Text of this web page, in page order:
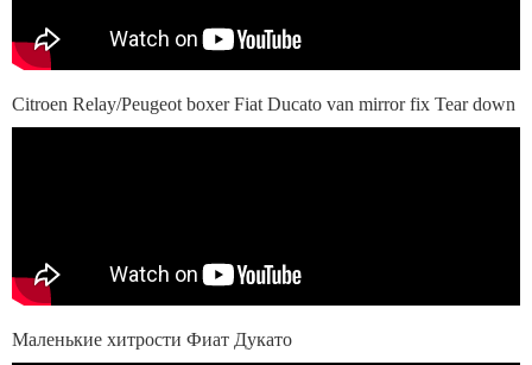
Citroen Relay/Peugeot boxer Fiat Ducato van mirror fix Tear down
Маленькие хитрости Фиат Дукато